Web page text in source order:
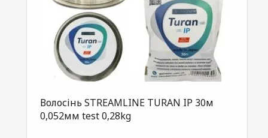
Волосінь STREAMLINE TURAN IP 30м
0,052мм test 0,28kg